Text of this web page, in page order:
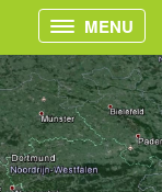
MENU